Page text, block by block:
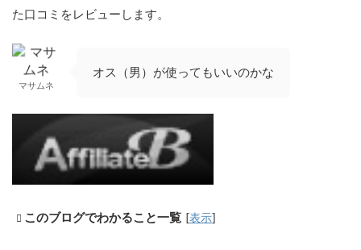
た口コミをレビューします。
マサムネ
オス（男）が使ってもいいのかな
このブログでわかること一覧 [表示]